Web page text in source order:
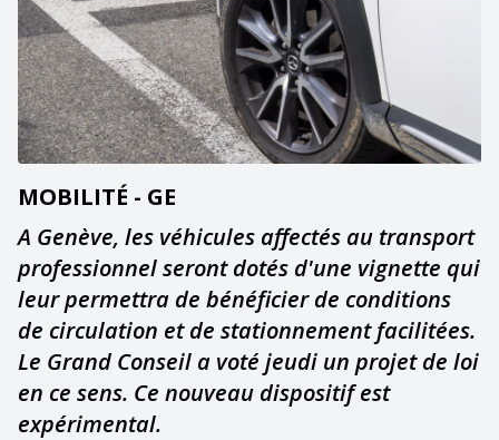
MOBILITÉ - GE
A Genève, les véhicules affectés au transport
professionnel seront dotés d'une vignette qui
leur permettra de bénéficier de conditions
de circulation et de stationnement facilitées.
Le Grand Conseil a voté jeudi un projet de loi
en ce sens. Ce nouveau dispositif est
expérimental.